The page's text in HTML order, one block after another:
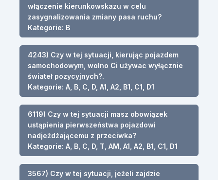
włączenie kierunkowskazu w celu
zasygnalizowania zmiany pasa ruchu?
Kategorie: B
4243) Czy w tej sytuacji, kierując pojazdem
samochodowym, wolno Ci używac wyłącznie
świateł pozycyjnych?.
Kategorie: A, B, C, D, A1, A2, B1, C1, D1
6119) Czy w tej sytuacji masz obowiązek
ustąpienia pierwszeństwa pojazdowi
nadjeżdżającemu z przeciwka?
Kategorie: A, B, C, D, T, AM, A1, A2, B1, C1, D1
3567) Czy w tej sytuacji, jeżeli zajdzie